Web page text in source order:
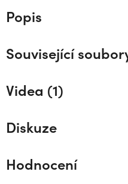
Popis
Související
Videa (1)
Diskuze
Hodnocení